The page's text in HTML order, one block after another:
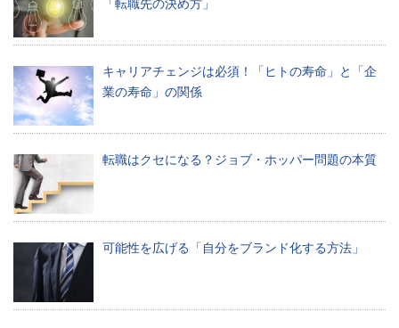
出
会
っ
耳
寄
り
な
報
を
お
届
ロ
「転職先の決め方」
キャリアチェンジは必須！「ヒトの寿命」と「企
業の寿命」の関係
転職はクセになる？ジョブ・ホッパー問題の本質
可能性を広げる「自分をブランド化する方法」